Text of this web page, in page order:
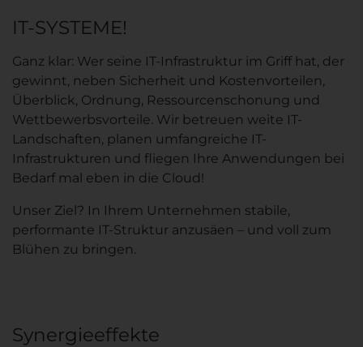
IT-SYSTEME!
Ganz klar: Wer seine IT-Infrastruktur im Griff hat, der
gewinnt, neben Sicherheit und Kostenvorteilen,
Überblick, Ordnung, Ressourcenschonung und
Wettbewerbsvorteile. Wir betreuen weite IT-
Landschaften, planen umfangreiche IT-
Infrastrukturen und fliegen Ihre Anwendungen bei
Bedarf mal eben in die Cloud!
Unser Ziel? In Ihrem Unternehmen stabile,
performante IT-Struktur anzusäen – und voll zum
Blühen zu bringen.
Synergieeffekte